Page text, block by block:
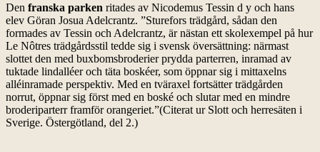
Den franska parken ritades av Nicodemus Tessin d y och hans
elev Göran Josua Adelcrantz. ”Sturefors trädgård, sådan den
formades av Tessin och Adelcrantz, är nästan ett skolexempel på hur
Le Nôtres trädgårdsstil tedde sig i svensk översättning: närmast
slottet den med buxbomsbroderier prydda parterren, inramad av
tuktade lindalléer och täta boskéer, som öppnar sig i mittaxelns
alléinramade perspektiv. Med en tväraxel fortsätter trädgården
norrut, öppnar sig först med en boské och slutar med en mindre
broderiparterr framför orangeriet.”(Citerat ur Slott och herresäten i
Sverige. Östergötland, del 2.)